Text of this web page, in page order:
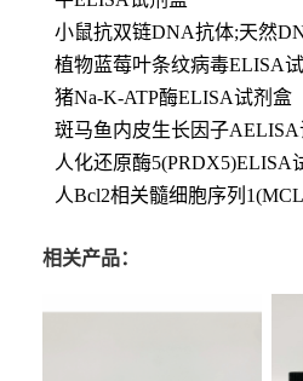
小鼠抗双链DNA抗体;天然
植物蓝莓叶条纹病毒ELISA
猪Na-K-ATP酶ELISA试剂盒
斑马鱼内皮生长因子
人化还原酶5(PRDX5)ELISA
人Bcl2相关髓细胞序列
相关产品：